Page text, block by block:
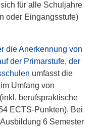
für alle Schuljahre
oder Eingangsstufe)
die Anerkennung von
der Primarstufe, der
umfasst die
Umfang von
berufspraktische
ECTS-Punkten). Bei
6 Semester